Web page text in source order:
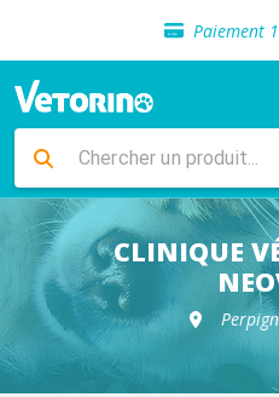
Paiement
Livraison gratuite
Sélection de
Livraison gratuite
Retour
Sélection de
CLINIQUE